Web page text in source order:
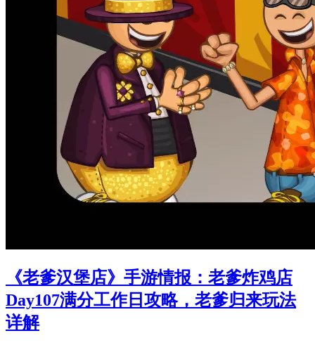
《老爹汉堡店》手游情报：老爹炸鸡店
Day107满分工作日攻略，老爹归来玩法
详解